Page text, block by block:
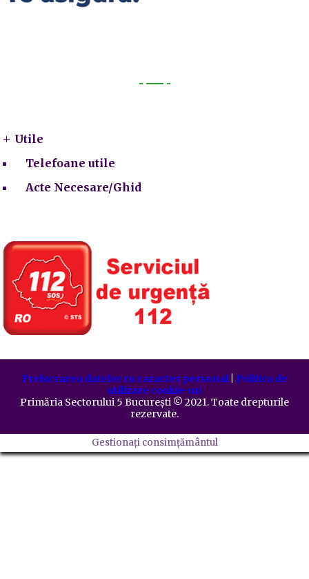
Utile
Telefoane utile
Acte Necesare/Ghid
Prelucrarea datelor cu caracter personal| Politica de
utilizare cookie-uri
Primăria Sectorului 5 București ©️ 2021. Toate drepturile
rezervate.
Gestionați consimțământul